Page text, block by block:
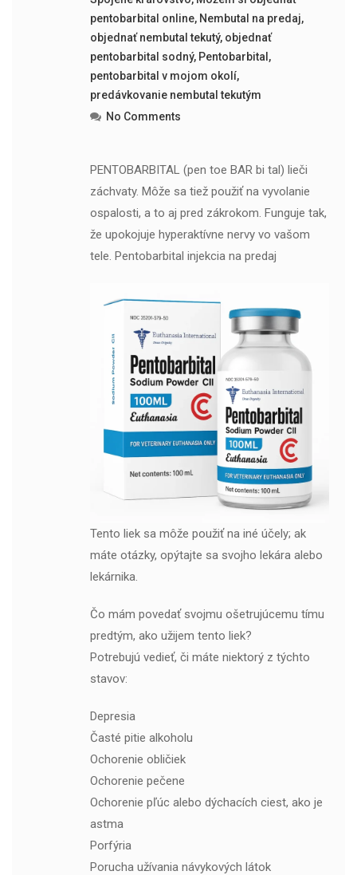
pentobarbital online, Nembutal na predaj,
objednať nembutal tekutý, objednať
pentobarbital sodný, Pentobarbital ,
pentobarbital v mojom okolí,
predávkovanie nembutal tekutým
No Comments
PENTOBARBITAL (pen toe BAR bi tal) lieči
záchvaty. Môže sa tiež použiť na vyvolanie
ospalosti, a to aj pred zákrokom. Funguje tak,
že upokojuje hyperaktívne nervy vo vašom
tele. Pentobarbital injekcia na predaj
Tento liek sa môže použiť na iné účely; ak
máte otázky, opýtajte sa svojho lekára alebo
lekárnika.
Čo mám povedať svojmu ošetrujúcemu tímu
predtým, ako užijem tento liek?
Potrebujú vedieť, či máte niektorý z týchto
stavov:
Depresia
Časté pitie alkoholu
Ochorenie obličiek
Ochorenie pečene
Ochorenie pľúc alebo dýchacích ciest, ako je
astma
Porfýria
Porucha užívania návykových látok